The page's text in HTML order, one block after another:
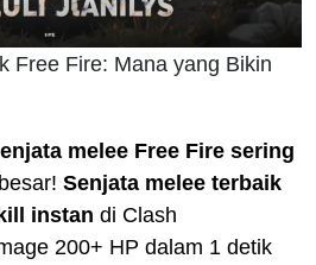
Free Fire: Mana yang Bikin
melee Free Fire sering
Senjata melee terbaik
instan di Clash
200+ HP dalam 1 detik